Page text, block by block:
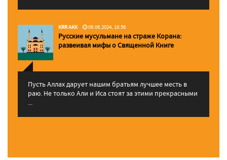
KRR AKK 09.06.2024, 18:56
Русские мусульмане на страже Корана:
pазвеивая мифы о Священной Книге
Пусть Аллах дарует нашим братьям лучшее месть в
раю. Не только Али и Иса стоят за этими прекрасными
...